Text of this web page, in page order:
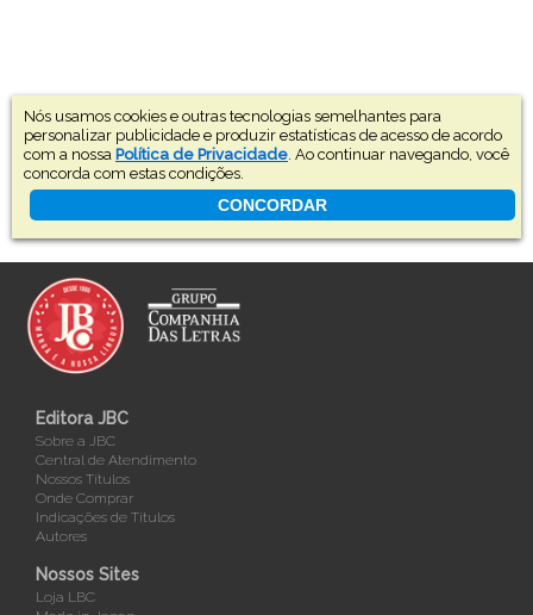
Nós usamos cookies e outras tecnologias semelhantes para
personalizar publicidade e produzir estatísticas de acesso de acordo
com a nossa Política de Privacidade. Ao continuar navegando, você
concorda com estas condições.
CONCORDAR
Editora JBC
Sobre a JBC
Central de Atendimento
Nossos Títulos
Onde Comprar
Indicações de Títulos
Autores
Nossos Sites
Loja LBC